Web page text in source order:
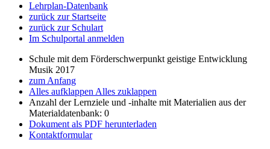
Lehrplan-Datenbank
zurück zur Startseite
zurück zur Schulart
Im Schulportal anmelden
Schule mit dem Förderschwerpunkt geistige Entwicklung
Musik 2017
zum Anfang
Alles aufklappen Alles zuklappen
Anzahl der Lernziele und -inhalte mit Materialien aus der
Materialdatenbank: 0
Dokument als PDF herunterladen
Kontaktformular